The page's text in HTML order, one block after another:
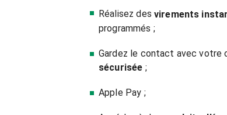
Réalisez des virements
programmés ;
Gardez le contact avec votre
sécurisée ;
Apple Pay ;